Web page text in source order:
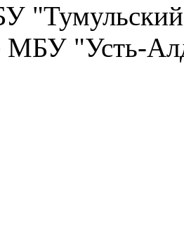
"Тумульский
МБУ "Усть-